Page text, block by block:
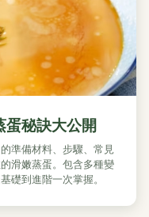
蛋秘訣大公開
準備材料、步驟、常見
滑嫩蒸蛋。包含多種變
礎到進階一次掌握。